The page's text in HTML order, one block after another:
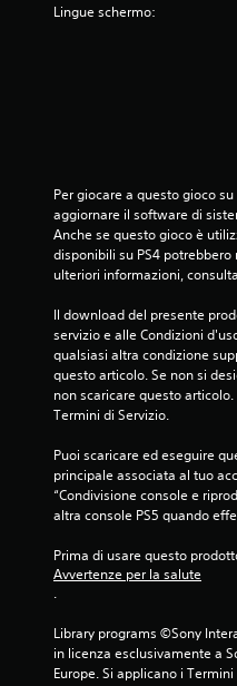
Lingue schermo:
Per giocare a questo gioco
aggiornare il software di
Anche se questo gioco è
disponibili su PS4
ulteriori informazioni,
Il download del presente
servizio e alle Condizioni
qualsiasi altra condizione
questo articolo. Se non si
non scaricare questo
Termini di Servizio.
Puoi scaricare ed eseguire
principale associata al tuo
“Condivisione console e
altra console PS5 quando
Prima di usare questo
Avvertenze per la salute
.
Library programs ©Sony
in licenza esclusivamente a
Europe. Si applicano i